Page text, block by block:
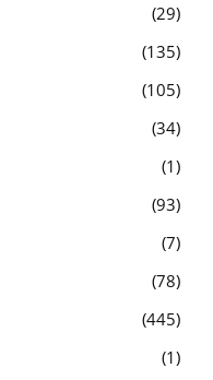
29
135
105
34
1
93
7
78
445
1